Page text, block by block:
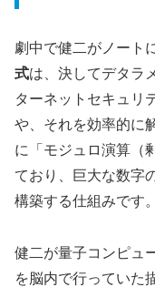
劇中で健二がノート
式は、決してデタラ
ターネットセキュリ
や、それを効率的に
に「モジュロ演算（
ており、巨大な数字
構築する仕組みです。
健二が量子コンピュ
を脳内で行っていた